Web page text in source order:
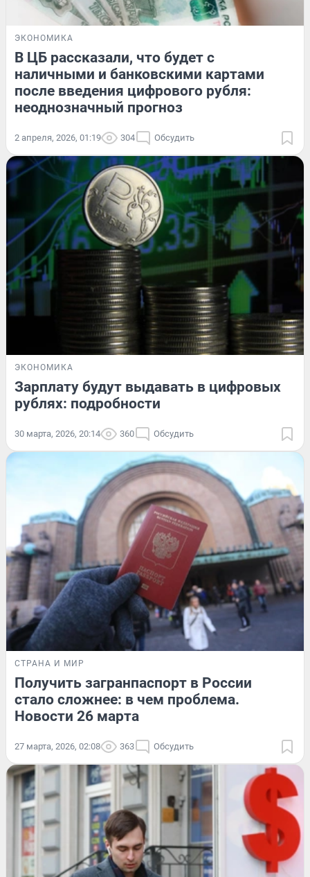
ЭКОНОМИКА
В ЦБ рассказали, что будет с
наличными и банковскими картами
после введения цифрового рубля:
неоднозначный прогноз
2 апреля, 2026, 01:19 304 Обсудить
ЭКОНОМИКА
Зарплату будут выдавать в цифровых
рублях: подробности
30 марта, 2026, 20:14 360 Обсудить
СТРАНА И МИР
Получить загранпаспорт в России
стало сложнее: в чем проблема.
Новости 26 марта
27 марта, 2026, 02:08 363 Обсудить